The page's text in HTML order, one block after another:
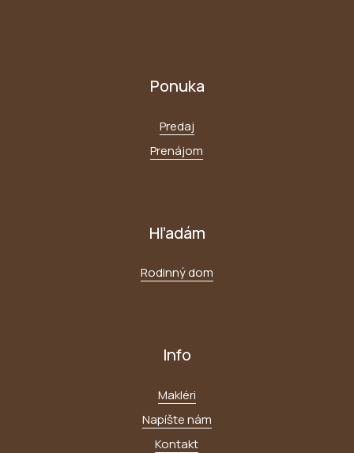
Ponuka
Predaj
Prenájom
Hľadám
Rodinný dom
Info
Makléri
Napíšte nám
Kontakt